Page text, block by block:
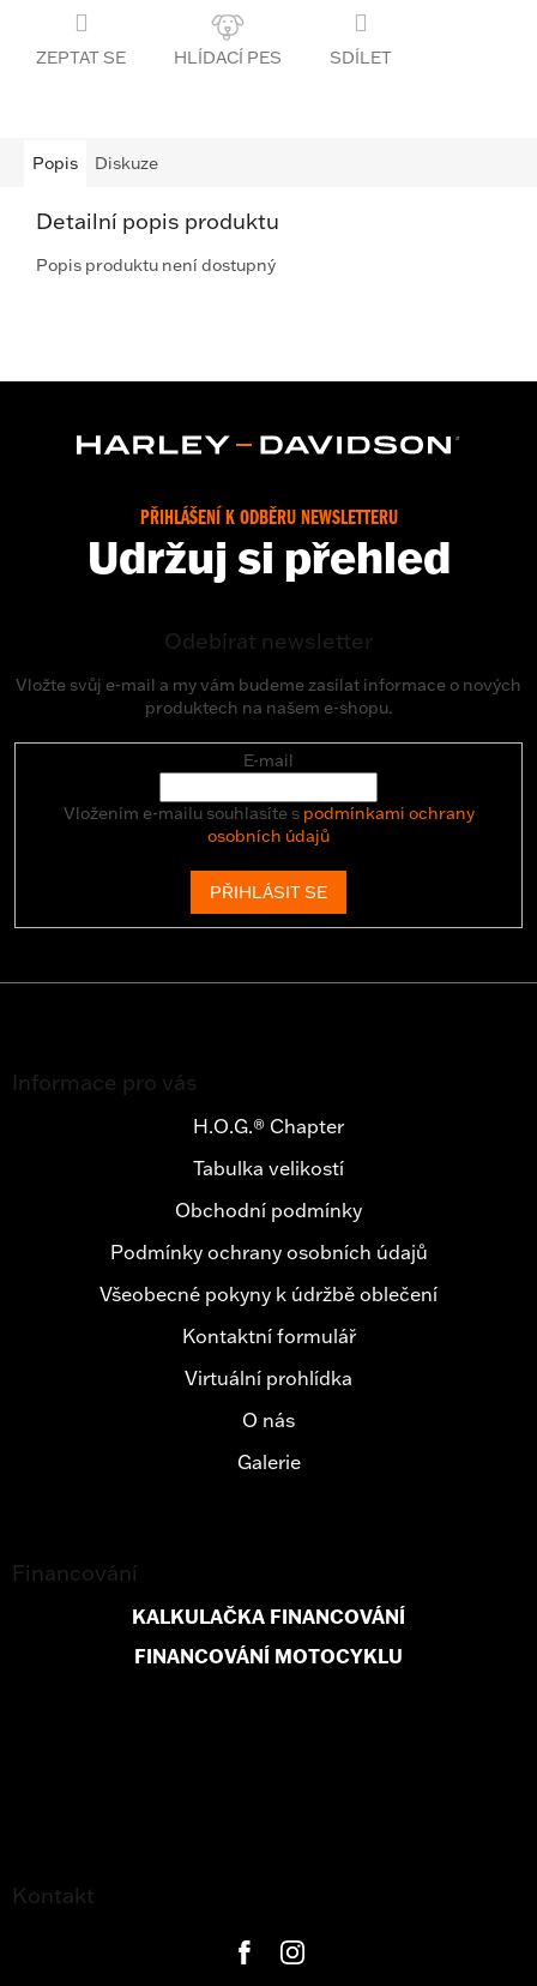
ZEPTAT SE SDÍLET
Popis Diskuze
Detailní popis produktu
Popis produktu není dostupný
PŘIHLÁŠENÍ K ODBĚRU NEWSLETTERU
Udržuj si přehled
Odebírat newsletter
Vložte svůj e-mail a my vám budeme zasílat informace o nových
produktech na našem e-shopu.
E-mail
Vložením e-mailu souhlasíte s podmínkami ochrany
osobních údajů
PŘIHLÁSIT SE
Kontakt
Informace pro vás
H.O.G.® Chapter
Tabulka velikostí
Obchodní podmínky
Podmínky ochrany osobních údajů
Všeobecné pokyny k údržbě oblečení
Kontaktní formulář
Virtuální prohlídka
O nás
Galerie
Financování
KALKULAČKA FINANCOVÁNÍ
FINANCOVÁNÍ MOTOCYKLU